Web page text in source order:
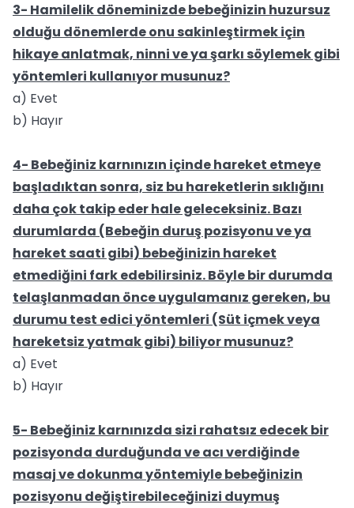
3- Hamilelik döneminizde bebeğinizin huzursuz
olduğu dönemlerde onu sakinleştirmek için
hikaye anlatmak, ninni ve ya şarkı söylemek gibi
yöntemleri kullanıyor musunuz?
a) Evet
b) Hayır
4- Bebeğiniz karnınızın içinde hareket etmeye
başladıktan sonra, siz bu hareketlerin sıklığını
daha çok takip eder hale geleceksiniz. Bazı
durumlarda (Bebeğin duruş pozisyonu ve ya
hareket saati gibi) bebeğinizin hareket
etmediğini fark edebilirsiniz. Böyle bir durumda
telaşlanmadan önce uygulamanız gereken, bu
durumu test edici yöntemleri (Süt içmek veya
hareketsiz yatmak gibi) biliyor musunuz?
a) Evet
b) Hayır
5- Bebeğiniz karnınızda sizi rahatsız edecek bir
pozisyonda durduğunda ve acı verdiğinde
masaj ve dokunma yöntemiyle bebeğinizin
pozisyonu değiştirebileceğinizi duymuş